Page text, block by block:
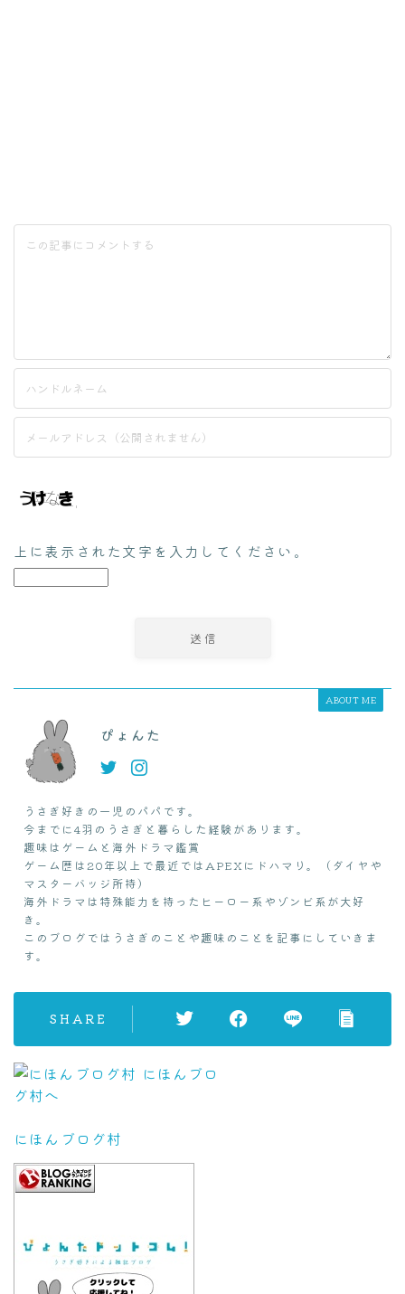
上に表示された文字を入力してください。
ABOUT ME
ぴょんた
うさぎ好きの一児のパパです。
今までに4羽のうさぎと暮らした経験があります。
趣味はゲームと海外ドラマ鑑賞
ゲーム歴は20年以上で最近ではAPEXにドハマり。（ダイヤや
マスターバッジ所持）
海外ドラマは特殊能力を持ったヒーロー系やゾンビ系が大好
き。
このブログではうさぎのことや趣味のことを記事にしていきま
す。
SHARE
にほんブログ村